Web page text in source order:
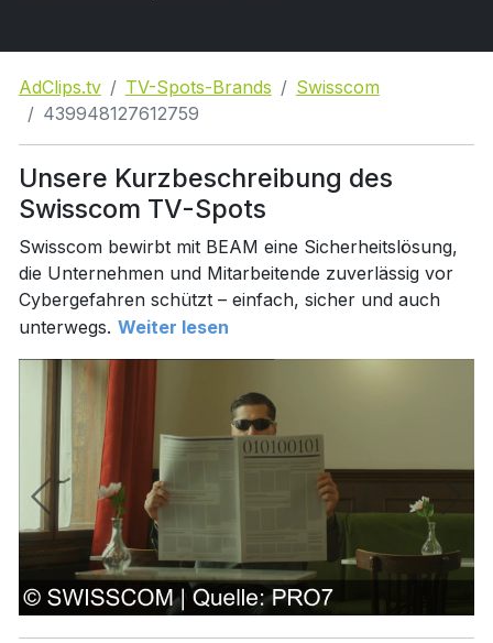
AdClips.tv TV-Spots-Brands
Swisscom
439948127612759
Unsere Kurzbeschreibung des
Swisscom TV-Spots
Swisscom bewirbt mit BEAM eine Sicherheitslösung,
die Unternehmen und Mitarbeitende zuverlässig vor
Cybergefahren schützt – einfach, sicher und auch
unterwegs. Weiter lesen